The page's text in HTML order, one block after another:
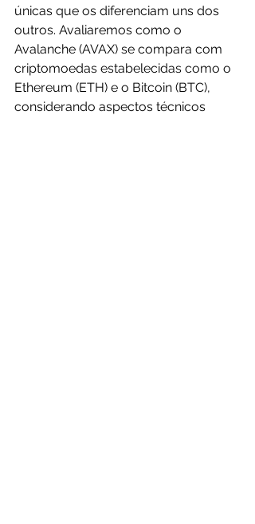
únicas que os diferenciam uns dos
outros. Avaliaremos como o
Avalanche (AVAX) se compara com
criptomoedas estabelecidas como o
Ethereum (ETH) e o Bitcoin (BTC),
considerando aspectos técnicos